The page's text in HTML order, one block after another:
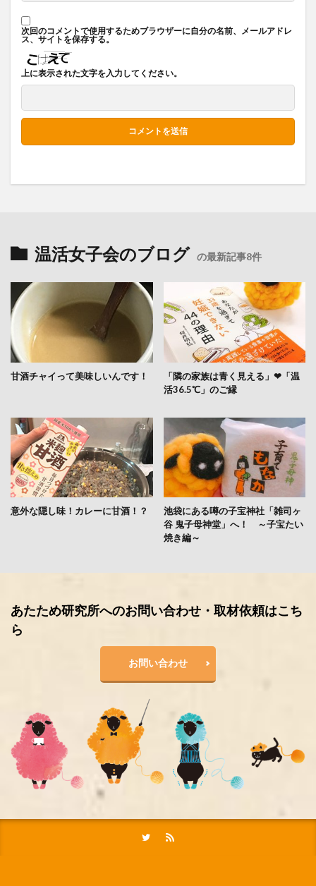
次回のコメントで使用するためブラウザーに自分の名前、メールアドレ
ス、サイトを保存する。
上に表示された文字を入力してください。
温活女子会のブログ の最新記事8件
甘酒チャイって美味しいんです！
「隣の家族は青く見える」❤「温
活36.5℃」のご縁
意外な隠し味！カレーに甘酒！？
池袋にある噂の子宝神社「雑司ヶ
谷 鬼子母神堂」へ！ ～子宝たい
焼き編～
あたため研究所へのお問い合わせ・取材依頼はこち
ら
お問い合わせ